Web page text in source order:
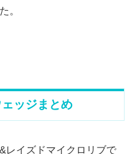
。
ッジまとめ
レイズドマイクロリブで